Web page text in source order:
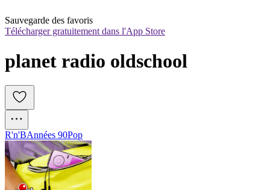
Sauvegarde des favoris
Télécharger gratuitement dans l'App Store
planet radio oldschool
R'n'BAnnées 90Pop